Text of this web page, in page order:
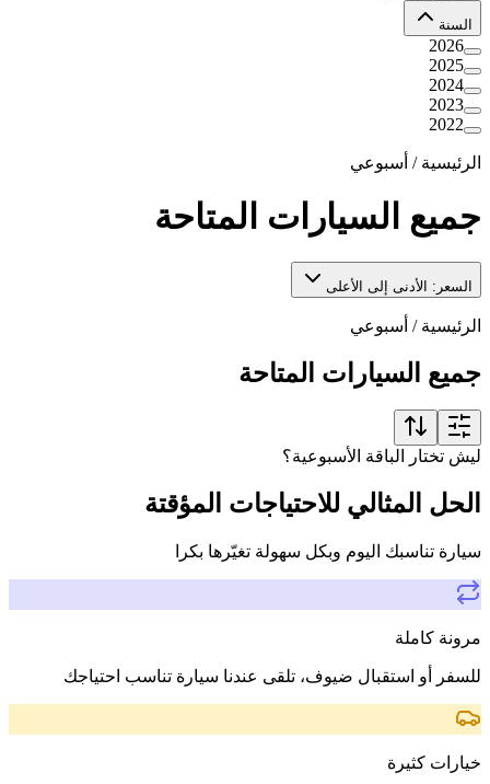
السنة
2026
2025
2024
2023
2022
الرئيسية / أسبوعي
جميع السيارات المتاحة
السعر: الأدنى إلى الأعلى
الرئيسية / أسبوعي
جميع السيارات المتاحة
ليش تختار الباقة الأسبوعية؟
الحل المثالي للاحتياجات المؤقتة
سيارة تناسبك اليوم وبكل سهولة تغيّرها بكرا
مرونة كاملة
للسفر أو استقبال ضيوف، تلقى عندنا سيارة تناسب احتياجك
خيارات كثيرة